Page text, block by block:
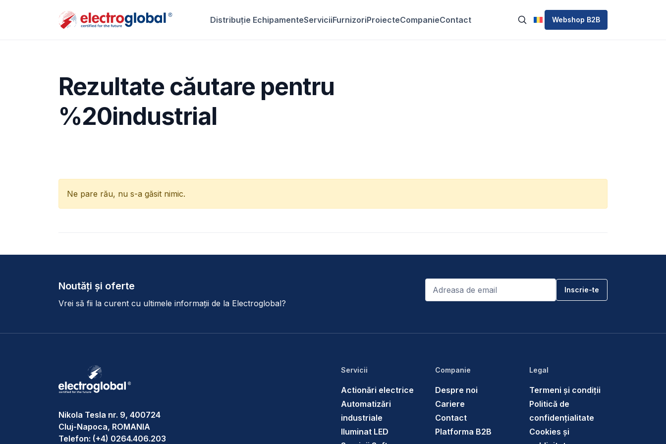
Distribuție EchipamenteServiciiFurnizoriProiecteCompanieContact Webshop B2B
Rezultate căutare pentru
%20industrial
Ne pare rău, nu s-a găsit nimic.
Noutăți și oferte
Vrei să fii la curent cu ultimele informații de la Electroglobal?
Email
Nikola Tesla nr. 9, 400724
Cluj-Napoca, ROMANIA
Telefon: (+4) 0264.406.203
Servicii
Actionări electrice
Automatizări
industriale
Iluminat LED
Companie
Despre noi
Cariere
Contact
Platforma B2B
Legal
Termeni și condiții
Politică de
confidențialitate
Cookies și